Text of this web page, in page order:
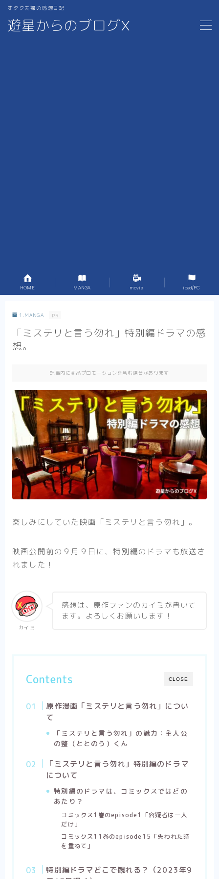
遊星からのブログX
オタク夫婦の感想日記
MENU
HOME MANGA movie ipad/PC
1.MANGA PR
「ミステリと言う勿れ」特別編ドラマの感
想。
記事内に商品プロモーションを含む場合があります
楽しみにしていた映画「ミステリと言う勿れ」。
映画公開前の９月９日に、特別編のドラマも放送さ
れました！
カイミ
感想は、原作ファンのカイミが書いて
ます。よろしくお願いします！
CLOSE
Contents
原作漫画「ミステリと言う勿れ」につい
て
「ミステリと言う勿れ」の魅力：主人公
の整（ととのう）くん
「ミステリと言う勿れ」特別編のドラマ
について
特別編のドラマは、コミックスではどの
あたり？
コミックス1巻のepisode1「容疑者は一人
だけ」
コミックス11巻のepisode15「失われた時
を重ねて」
特別編ドラマどこで観れる？（2023年9